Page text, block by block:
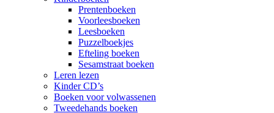
Prentenboeken
Voorleesboeken
Leesboeken
Puzzelboekjes
Efteling boeken
Sesamstraat boeken
Leren lezen
Kinder CD’s
Boeken voor volwassenen
Tweedehands boeken